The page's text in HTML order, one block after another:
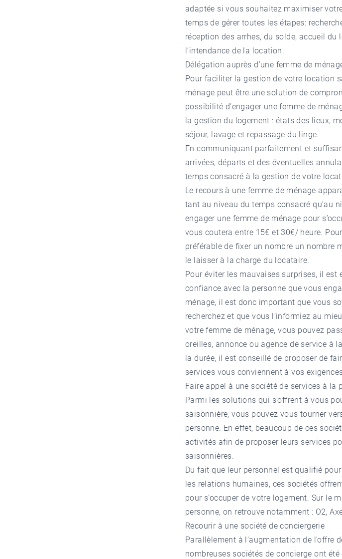
adaptée si vous souhaitez maximiser
temps de gérer toutes les étapes:
réception des arrhes, du solde, accueil
l’intendance de la location.
Délégation auprès d’une femme de
Pour faciliter la gestion de votre location
ménage peut être une solution de
possibilité d’engager une femme de
la gestion du logement : états des lieux,
séjour, lavage et repassage du linge.
En communiquant parfaitement et
arrivées, départs et des éventuelles
temps consacré à la gestion de votre
Le recours à une femme de ménage
tant au niveau du temps consacré qu’au
engager une femme de ménage pour
vous coutera entre 15€ et 30€/ heure.
préférable de fixer un nombre un nombre
le laisser à la charge du locataire.
Pour éviter les mauvaises surprises, il est
confiance avec la personne que vous
ménage, il est donc important que vous
recherchez et que vous l’informiez au
votre femme de ménage, vous pouvez
oreilles, annonce ou agence de service à
la durée, il est conseillé de proposer de
services vous conviennent à vos
Faire appel à une société de services à la
Parmi les solutions qui s’offrent à vous
saisonnière, vous pouvez vous tourner
personne. En effet, beaucoup de ces
activités afin de proposer leurs services
saisonnières.
Du fait que leur personnel est qualifié
les relations humaines, ces sociétés
pour s’occuper de votre logement. Sur le
personne, on retrouve notamment : O2,
Recourir à une société de conciergerie
Parallèlement à l’augmentation de l’offre
nombreuses sociétés de concierge ont